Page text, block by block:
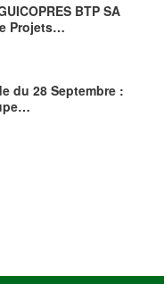
BTP SA
Projets…
du 28 Septembre :